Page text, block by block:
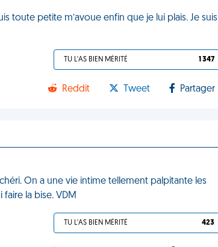
toute petite m’avoue enfin que je lui plais. Je suis
TU L'AS BIEN MÉRITÉ 1 347
Reddit Tweet Partager
On a une vie intime tellement palpitante les
la bise. VDM
TU L'AS BIEN MÉRITÉ 423